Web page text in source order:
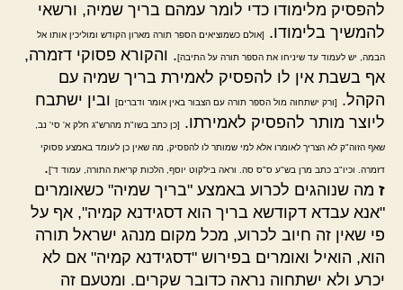
להפסיק מלימודו כדי לומר עמהם בריך שמיה, ורשאי
להמשיך בלימודו.
[אולם כשמוציאים הספר תורה מארון הקודש ומוליכין אותו אל
הבמה, יש לעמוד עד שיניחו את הספר תורה על התיבה]. והקורא פסוקי דזמרה,
אף בשבת אין לו להפסיק לאמירת בריך שמיה עם
הקהל.
[ורק ישתחוה מול הספר תורה עם הצבור באין אומר ודברים] ובין ישתבח
ליוצר מותר להפסיק לאמירתו.
[כן כתב בשו"ת מהרש"ג חלק א' סי' נב,
שאף הזוה"ק לא הצריך לאומרו אלא למי שמותר לו להפסיק, מה שאין כן לעומד באמצע פסוקי
דזמרה. וכיו"ב כתב מרן בש"ע ס"ס סה. וראה בילקוט יוסף, הלכות קריאת התורה, עמוד ד'].
ז מה שנוהגים לכרוע באמצע "בריך שמיה" כשאומרים
"אנא עבדא דקודשא בריך הוא דסגידנא קמיה", אף על
פי שאין זה חיוב לכרוע, מכל מקום מנהג ישראל תורה
הוא, הואיל ואומרים בפירוש "דסגידנא קמיה" אם לא
יכרע ולא ישתחוה נראה כדובר שקרים. ומטעם זה